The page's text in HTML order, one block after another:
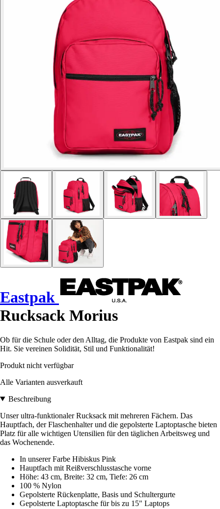
Eastpak
Rucksack Morius
Ob für die Schule oder den Alltag, die Produkte von Eastpak sind ein
Hit. Sie vereinen Solidität, Stil und Funktionalität!
Produkt nicht verfügbar
Alle Varianten ausverkauft
Beschreibung
Unser ultra-funktionaler Rucksack mit mehreren Fächern. Das
Hauptfach, der Flaschenhalter und die gepolsterte Laptoptasche bieten
Platz für alle wichtigen Utensilien für den täglichen Arbeitsweg und
das Wochenende.
In unserer Farbe Hibiskus Pink
Hauptfach mit Reißverschlusstasche vorne
Höhe: 43 cm, Breite: 32 cm, Tiefe: 26 cm
100 % Nylon
Gepolsterte Rückenplatte, Basis und Schultergurte
Gepolsterte Laptoptasche für bis zu 15" Laptops